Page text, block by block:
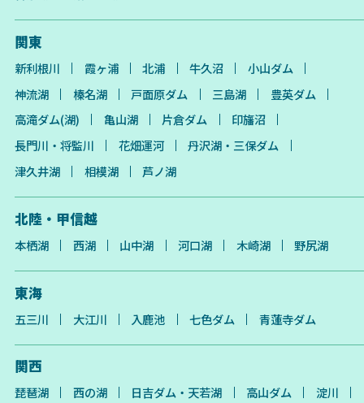
関東
新利根川 霞ヶ浦 北浦 牛久沼
小山ダム
神流湖
榛名湖 戸面原ダム 三島湖
豊英ダム
高滝ダム(湖)
亀山湖 片倉ダム
印旛沼
長門川・将監川
花畑運河
丹沢湖・三保ダム
津久井湖
相模湖 芦ノ湖
北陸・甲信越
本栖湖 西湖 山中湖 河口湖 木崎湖 野尻湖
東海
五三川 大江川 入鹿池 七色ダム 青蓮寺ダム
関西
琵琶湖 西の湖 日吉ダム・天若湖 高山ダム
淀川